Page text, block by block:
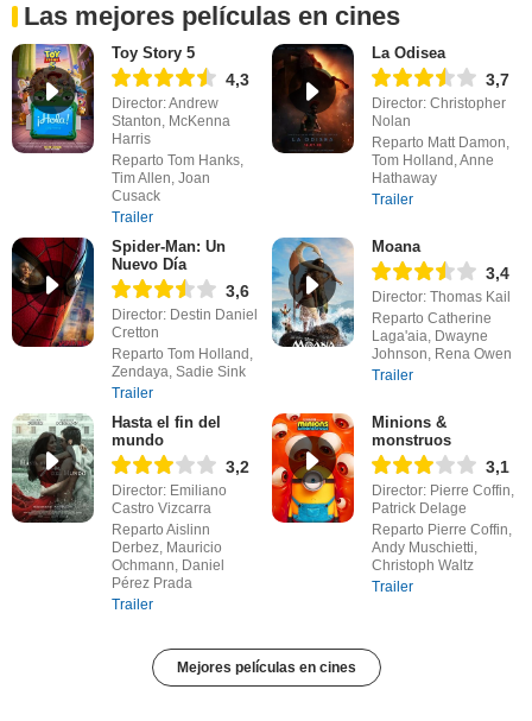
Las mejores películas en cines
Toy Story 5
4,3
Director: Andrew
Stanton, McKenna
Harris
Reparto Tom Hanks,
Tim Allen, Joan
Cusack
Trailer
La Odisea
3,7
Director: Christopher
Nolan
Reparto Matt Damon,
Tom Holland, Anne
Hathaway
Trailer
Spider-Man: Un
Nuevo Día
3,6
Director: Destin Daniel
Cretton
Reparto Tom Holland,
Zendaya, Sadie Sink
Trailer
Moana
3,4
Director: Thomas Kail
Reparto Catherine
Laga'aia, Dwayne
Johnson, Rena Owen
Trailer
Hasta el fin del
mundo
3,2
Director: Emiliano
Castro Vizcarra
Reparto Aislinn
Derbez, Mauricio
Ochmann, Daniel
Pérez Prada
Trailer
Minions &
monstruos
3,1
Director: Pierre Coffin,
Patrick Delage
Reparto Pierre Coffin,
Andy Muschietti,
Christoph Waltz
Trailer
Mejores películas en cines